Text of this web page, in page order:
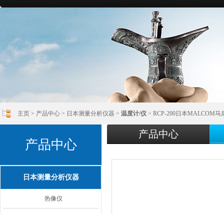
主页 > 产品中心 > 日本测量分析仪器 > 温度计/仪 > RCP-200日本MALCOM马
产品中心
日本测量分析仪器
热像仪
产品中心